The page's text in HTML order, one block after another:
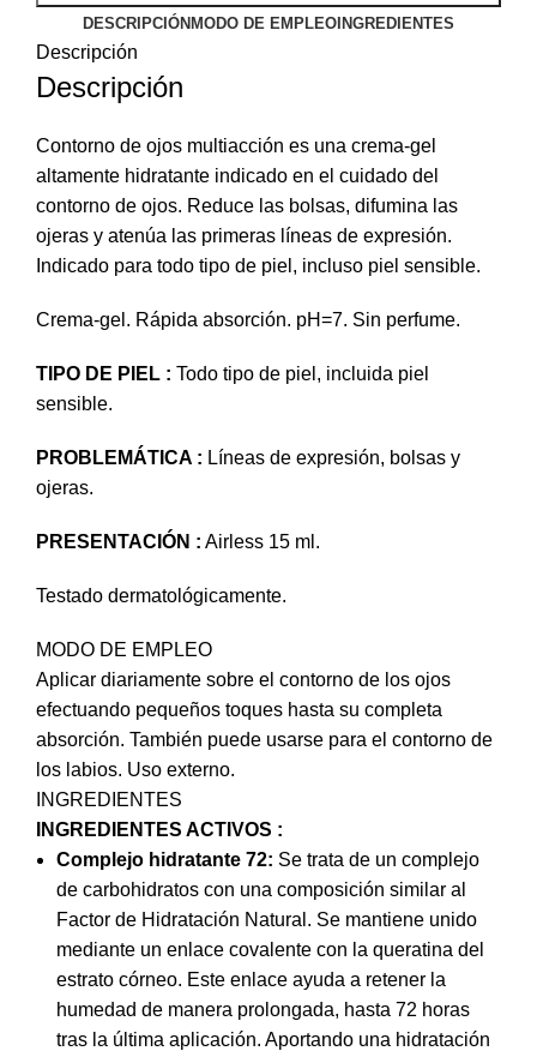
DESCRIPCIÓNMODO DE EMPLEOINGREDIENTES
Descripción
Descripción
Contorno de ojos multiacción es una crema-gel
altamente hidratante indicado en el cuidado del
contorno de ojos. Reduce las bolsas, difumina las
ojeras y atenúa las primeras líneas de expresión.
Indicado para todo tipo de piel, incluso piel sensible.
Crema-gel. Rápida absorción. pH=7. Sin perfume.
TIPO DE PIEL : Todo tipo de piel, incluida piel
sensible.
PROBLEMÁTICA : Líneas de expresión, bolsas y
ojeras.
PRESENTACIÓN : Airless 15 ml.
Testado dermatológicamente.
MODO DE EMPLEO
Aplicar diariamente sobre el contorno de los ojos
efectuando pequeños toques hasta su completa
absorción. También puede usarse para el contorno de
los labios. Uso externo.
INGREDIENTES
INGREDIENTES ACTIVOS :
Complejo hidratante 72: Se trata de un complejo
de carbohidratos con una composición similar al
Factor de Hidratación Natural. Se mantiene unido
mediante un enlace covalente con la queratina del
estrato córneo. Este enlace ayuda a retener la
humedad de manera prolongada, hasta 72 horas
tras la última aplicación. Aportando una hidratación